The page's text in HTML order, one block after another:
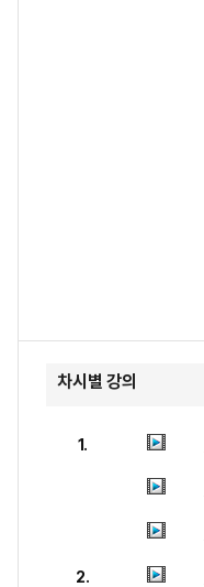
차시별 강의
1.
2.